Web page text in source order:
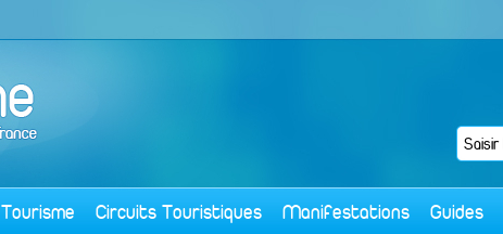
Tourisme Circuits Touristiques Manifestations Guides